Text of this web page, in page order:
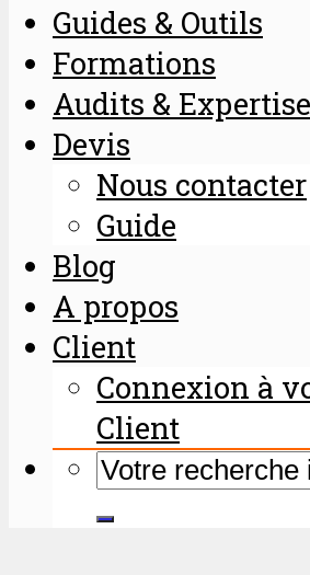
Guides & Outils
Formations
Audits &
Devis
Nous contacter
Guide
Blog
A propos
Client
Connexion à
Client